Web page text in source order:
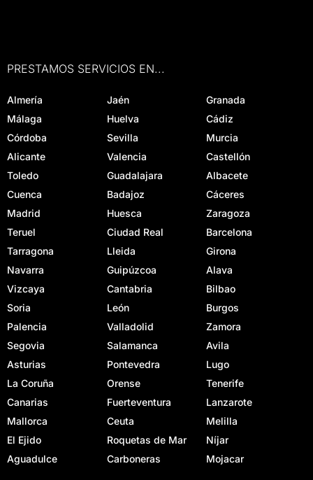
PRESTAMOS SERVICIOS EN...
Almería Jaén
Granada
Málaga
Huelva
Cádiz
Córdoba
Sevilla
Murcia
Alicante
Valencia
Castellón
Toledo
Guadalajara
Albacete
Cuenca
Badajoz
Cáceres
Madrid
Huesca
Zaragoza
Teruel
Ciudad Real
Barcelona
Tarragona
Lleida
Girona
Navarra
Guipúzcoa
Alava
Vizcaya
Cantabria
Bilbao
Soria
León
Burgos
Palencia
Valladolid
Zamora
Segovia
Salamanca
Avila
Asturias
Pontevedra
Lugo
La Coruña
Orense
Tenerife
Canarias
Fuerteventura
Lanzarote
Mallorca
Ceuta
Melilla
El Ejido
Roquetas de Mar
Níjar
Aguadulce
Carboneras Mojacar